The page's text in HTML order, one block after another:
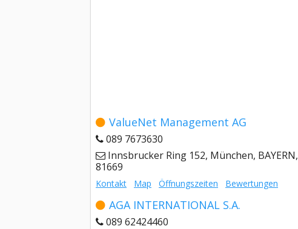
ValueNet Management AG
089 7673630
Innsbrucker Ring 152, München, BAYERN,
81669
Kontakt Map Öffnungszeiten Bewertungen
AGA INTERNATIONAL S.A.
089 62424460